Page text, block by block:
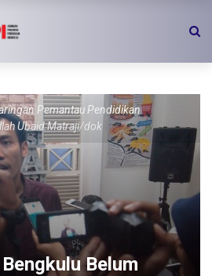
Pemantau Pendidikan
Ubaid Matraji/dok
Belum